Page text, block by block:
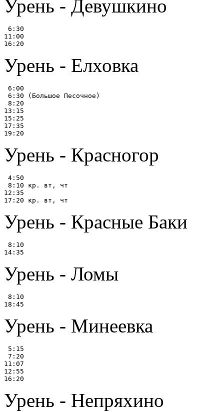
Урень - Девушкино
6:30
11:00
Урень - Елховка
6:00
6:30 (Большое Песочное)
8:20
13:15
15:25
17:35
Урень - Красногор
4:50
8:10 кр. вт, чт
12:35
Урень - Красные Баки
8:10
Урень - Ломы
8:10
Урень - Минеевка
5:15
7:20
11:07
12:55
Урень - Непряхино